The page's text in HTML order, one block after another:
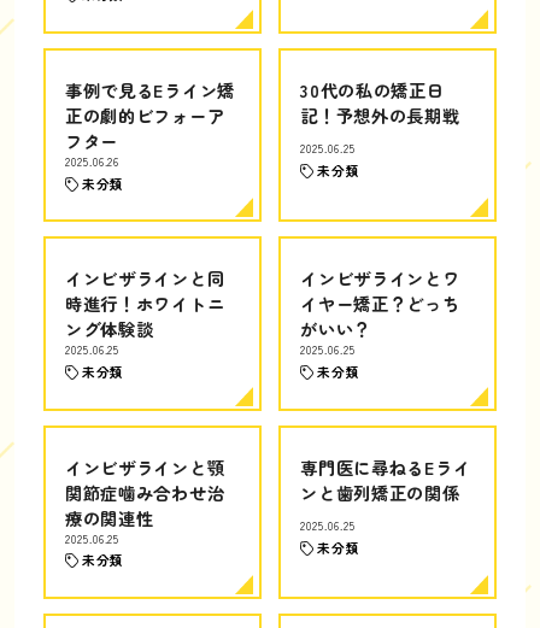
事例で見るEライン矯
正の劇的ビフォーア
フター
2025.06.26
未分類
30代の私の矯正日
記！予想外の長期戦
2025.06.25
未分類
インビザラインと同
時進行！ホワイトニ
ング体験談
2025.06.25
未分類
インビザラインとワ
イヤー矯正？どっち
がいい？
2025.06.25
未分類
インビザラインと顎
関節症噛み合わせ治
療の関連性
2025.06.25
未分類
専門医に尋ねるEライ
ンと歯列矯正の関係
2025.06.25
未分類